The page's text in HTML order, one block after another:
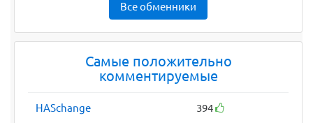
Все обменники
Самые положительно
комментируемые
HASchange 394